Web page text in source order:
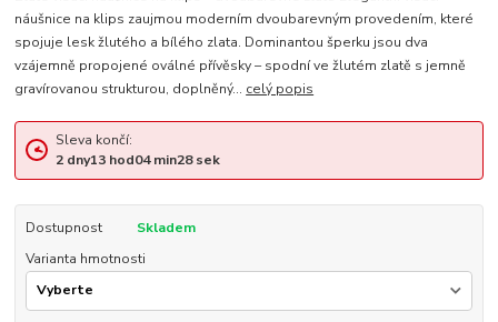
náušnice na klips zaujmou moderním dvoubarevným provedením, které
spojuje lesk žlutého a bílého zlata. Dominantou šperku jsou dva
vzájemně propojené oválné přívěsky – spodní ve žlutém zlatě s jemně
gravírovanou strukturou, doplněný... celý popis
Sleva končí:
2 dny13hod04min27sek
Dostupnost
Skladem
Varianta hmotnosti